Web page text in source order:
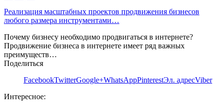
Реализация масштабных проектов продвижения бизнесов
любого размера инструментами…
Почему бизнесу необходимо продвигаться в интернете?
Продвижение бизнеса в интернете имеет ряд важных
преимуществ…
Поделиться
FacebookTwitterGoogle+WhatsAppPinterestЭл. адресViber
Интересное: